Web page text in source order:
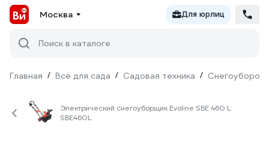
Москва Для юрлиц
Поиск в каталоге
Главная / Всё для сада / Садовая техника /
Электрический снегоуборщик Evoline SBE 460 L
SBE460L